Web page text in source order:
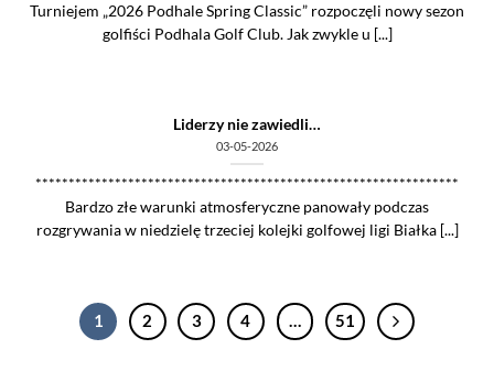
Turniejem „2026 Podhale Spring Classic” rozpoczęli nowy sezon
golfiści Podhala Golf Club. Jak zwykle u [...]
Liderzy nie zawiedli…
03-05-2026
****************************************************************
Bardzo złe warunki atmosferyczne panowały podczas
rozgrywania w niedzielę trzeciej kolejki golfowej ligi Białka [...]
1 2 3 4 … 51